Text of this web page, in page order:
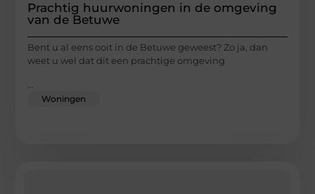
Prachtig huurwoningen in de omgeving
van de Betuwe
Bent u al eens ooit in de Betuwe geweest? Zo ja, dan
weet u wel dat dit een prachtige omgeving
Woningen